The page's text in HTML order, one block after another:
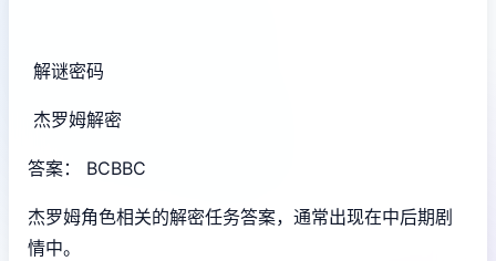
解谜密码
杰罗姆解密
答案： BCBBC
杰罗姆角色相关的解密任务答案，通常出现在中后期剧
情中。